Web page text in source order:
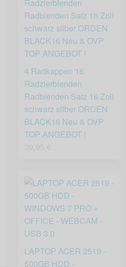
4 Radkappen 16
Radzierblenden
Radblenden Satz 16 Zoll
schwarz silber ORDEN
BLACK16 Neu & OVP
TOP ANGEBOT !
LAPTOP ACER 2519 -
500GB HDD -